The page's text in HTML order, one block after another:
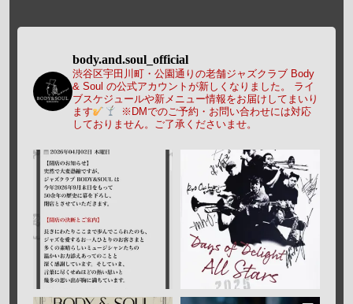
body.and.soul_official
渋谷区宇田川町・公園通りの老舗ジャズクラブ Body
& Soul の公式アカウントが新しくなりました。
ライ
ブスケジュールや新メニュー情報をお届けしてまいり
ます
※DMでのご予約・お問い合わせには対応
しておりません。ご了承くださいませ。